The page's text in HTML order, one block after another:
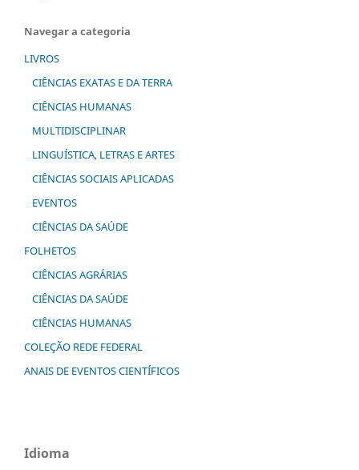
Navegar a categoria
LIVROS
CIÊNCIAS EXATAS E DA TERRA
CIÊNCIAS HUMANAS
MULTIDISCIPLINAR
LINGUÍSTICA, LETRAS E ARTES
CIÊNCIAS SOCIAIS APLICADAS
EVENTOS
CIÊNCIAS DA SAÚDE
FOLHETOS
CIÊNCIAS AGRÁRIAS
CIÊNCIAS DA SAÚDE
CIÊNCIAS HUMANAS
COLEÇÃO REDE FEDERAL
ANAIS DE EVENTOS CIENTÍFICOS
Idioma